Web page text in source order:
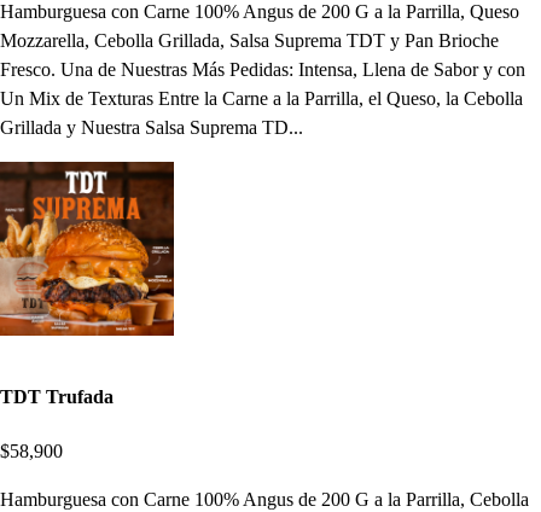
Hamburguesa con Carne 100% Angus de 200 G a la Parrilla, Queso
Mozzarella, Cebolla Grillada, Salsa Suprema TDT y Pan Brioche
Fresco. Una de Nuestras Más Pedidas: Intensa, Llena de Sabor y con
Un Mix de Texturas Entre la Carne a la Parrilla, el Queso, la Cebolla
Grillada y Nuestra Salsa Suprema TD...
TDT Trufada
$58,900
Hamburguesa con Carne 100% Angus de 200 G a la Parrilla, Cebolla